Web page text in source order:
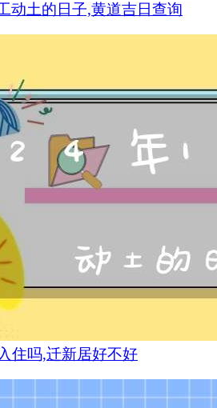
动土的日子,黄道吉日查询
住吗,迁新居好不好